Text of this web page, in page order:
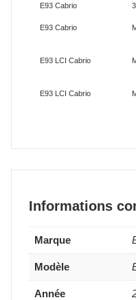
E93 Cabrio
E93 Cabrio
E93 LCI Cabrio
E93 LCI Cabrio
Informations
Marque
Modèle
Année